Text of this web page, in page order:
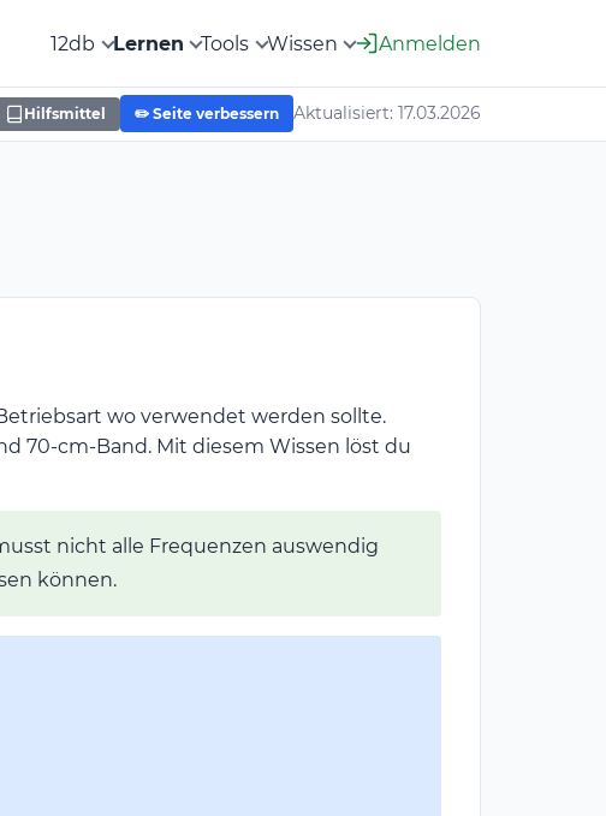
12db Lernen Tools Wissen Anmelden
Hilfsmittel ✏️ Seite verbessern Aktualisiert: 17.03.2026
wo verwendet werden sollte.
70-cm-Band. Mit diesem Wissen löst du
nicht alle Frequenzen auswendig
können.